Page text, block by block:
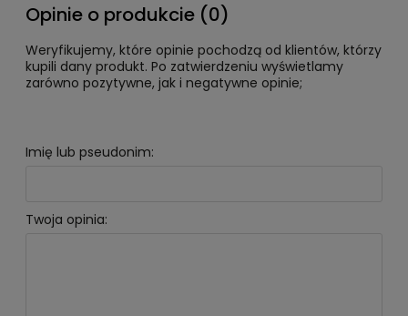
Opinie o produkcie (0)
Weryfikujemy, które opinie pochodzą od klientów, którzy
kupili dany produkt. Po zatwierdzeniu wyświetlamy
zarówno pozytywne, jak i negatywne opinie;
Imię lub pseudonim:
Twoja opinia: